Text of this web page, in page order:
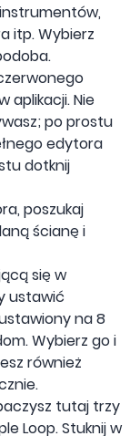
itp. Wybierz
aplikacji. Nie
po prostu
edytora
dotknij
poszukaj
ścianę i
się w
ustawić
na 8
Wybierz go i
również
tutaj trzy
Loop. Stuknij w